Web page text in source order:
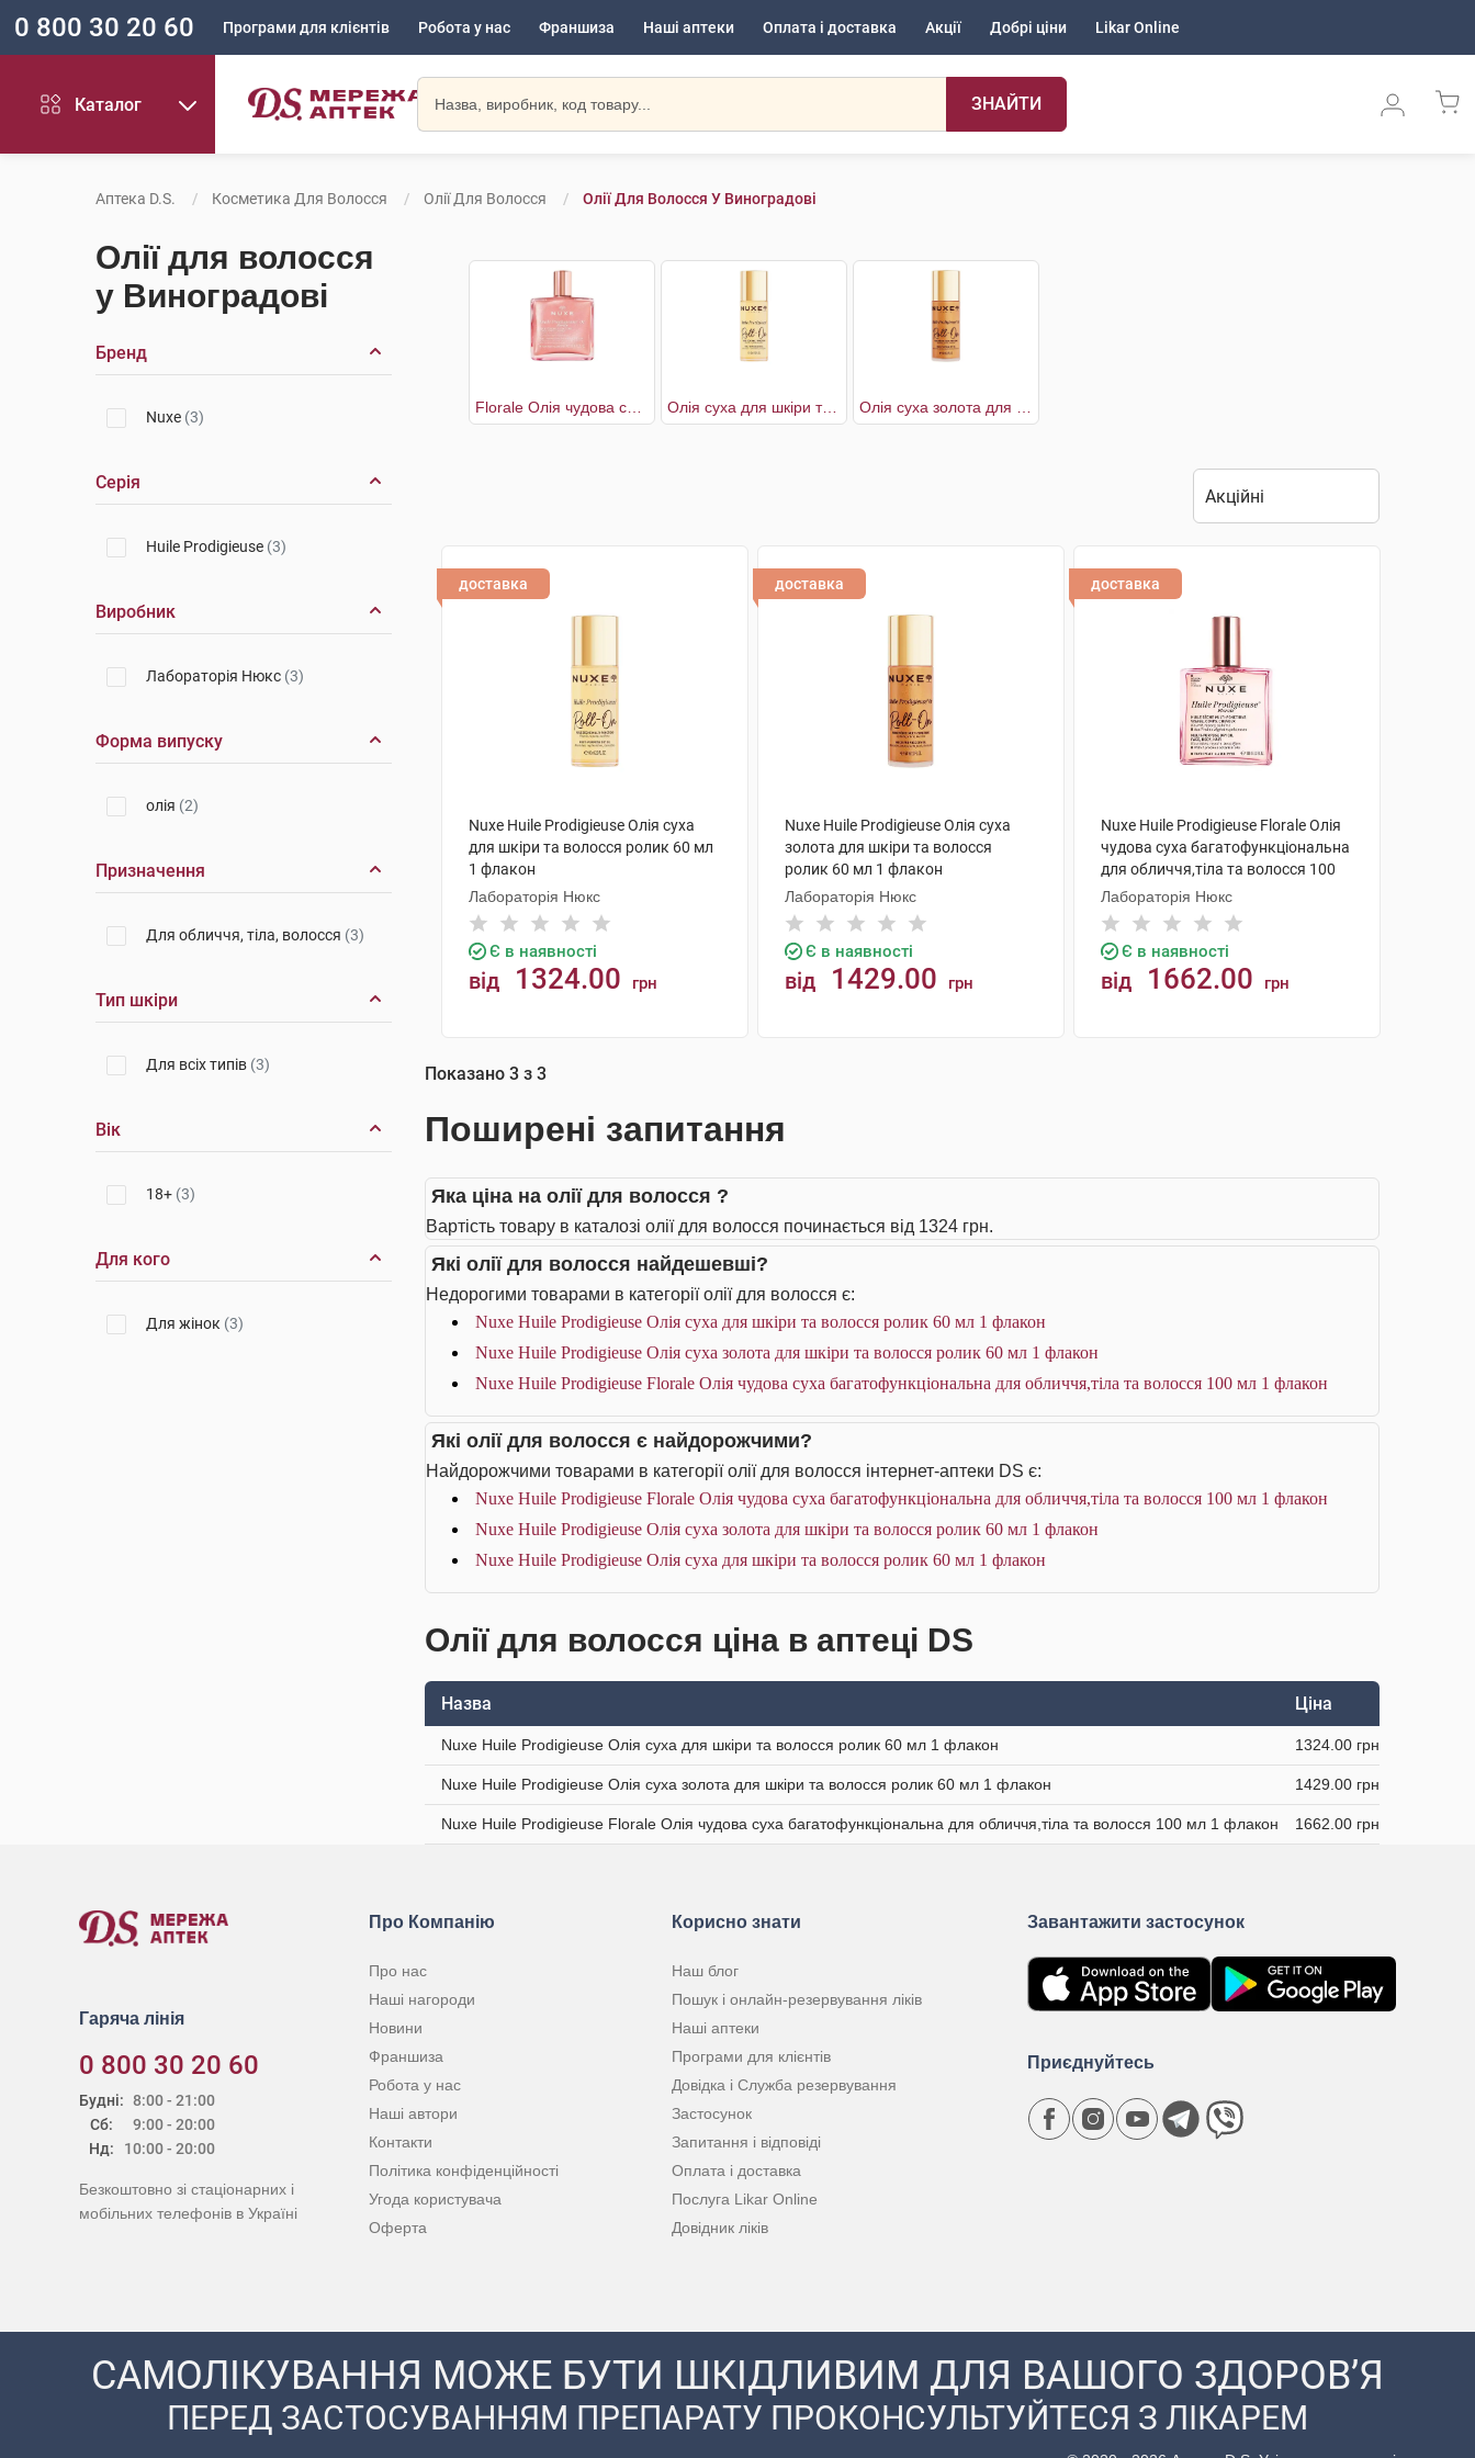
0 800 30 20 60 Програми для клієнтів Робота у нас Франшиза Наші аптеки Оплата і доставка Акції Добрі ціни Likar Online
Каталог ЗНАЙТИ
Аптека D.S. Косметика Для Волосся Олії Для Волосся Олії Для Волосся У Виноградові
Олії для волосся
у Виноградові
Бренд
Nuxe (3)
Серія
Huile Prodigieuse (3)
Виробник
Лабораторія Нюкс (3)
Форма випуску
олія (2)
Призначення
Для обличчя, тіла, волосся (3)
Тип шкіри
Для всіх типів (3)
Вік
18+ (3)
Для кого
Для жінок (3)
Олія суха для шкіри та волосся ролик
доставка
Nuxe Huile Prodigieuse Олія суха
для шкіри та волосся ролик 60 мл
1 флакон
Лабораторія Нюкс
Є в наявності
від 1324.00 грн
доставка
Nuxe Huile Prodigieuse Олія суха
золота для шкіри та волосся
ролик 60 мл 1 флакон
Лабораторія Нюкс
Є в наявності
від 1429.00 грн
доставка
Nuxe Huile Prodigieuse Florale Олія
чудова суха багатофункціональна
для обличчя,тіла та волосся 100
мл 1 флакон
Лабораторія Нюкс
Є в наявності
від 1662.00 грн
Показано 3 з 3
Поширені запитання
Яка ціна на олії для волосся ?
Вартість товару в каталозі олії для волосся починається від 1324 грн.
Які олії для волосся найдешевші?
Недорогими товарами в категорії олії для волосся є:
Nuxe Huile Prodigieuse Олія суха для шкіри та волосся ролик 60 мл 1 флакон
Nuxe Huile Prodigieuse Олія суха золота для шкіри та волосся ролик 60 мл 1 флакон
Nuxe Huile Prodigieuse Florale Олія чудова суха багатофункціональна для обличчя,тіла та волосся 100 мл 1 флакон
Які олії для волосся є найдорожчими?
Найдорожчими товарами в категорії олії для волосся інтернет-аптеки DS є:
Nuxe Huile Prodigieuse Florale Олія чудова суха багатофункціональна для обличчя,тіла та волосся 100 мл 1 флакон
Nuxe Huile Prodigieuse Олія суха золота для шкіри та волосся ролик 60 мл 1 флакон
Nuxe Huile Prodigieuse Олія суха для шкіри та волосся ролик 60 мл 1 флакон
Олії для волосся ціна в аптеці DS
Назва Ціна
Nuxe Huile Prodigieuse Олія суха для шкіри та волосся ролик 60 мл 1 флакон 1324.00 грн
Nuxe Huile Prodigieuse Олія суха золота для шкіри та волосся ролик 60 мл 1 флакон 1429.00 грн
Nuxe Huile Prodigieuse Florale Олія чудова суха багатофункціональна для обличчя,тіла та волосся 100 мл 1 флакон 1662.00 грн
Гаряча лінія
0 800 30 20 60
Будні:
Сб:
Нд:
8:00 - 21:00
9:00 - 20:00
10:00 - 20:00
Безкоштовно зі стаціонарних і
мобільних телефонів в Україні
Про Компанію
Про нас
Наші нагороди
Новини
Франшиза
Робота у нас
Наші автори
Контакти
Політика конфіденційності
Угода користувача
Оферта
Корисно знати
Наш блог
Пошук і онлайн-резервування ліків
Наші аптеки
Програми для клієнтів
Довідка і Служба резервування
Застосунок
Запитання і відповіді
Оплата і доставка
Послуга Likar Online
Довідник ліків
Завантажити застосунок
Приєднуйтесь
САМОЛІКУВАННЯ МОЖЕ БУТИ ШКІДЛИВИМ ДЛЯ ВАШОГО ЗДОРОВ’Я
ПЕРЕД ЗАСТОСУВАННЯМ ПРЕПАРАТУ ПРОКОНСУЛЬТУЙТЕСЯ З ЛІКАРЕМ